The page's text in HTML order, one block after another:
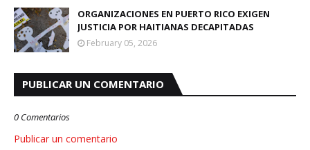
ORGANIZACIONES EN PUERTO RICO EXIGEN
JUSTICIA POR HAITIANAS DECAPITADAS
February 05, 2026
PUBLICAR UN COMENTARIO
0 Comentarios
Publicar un comentario